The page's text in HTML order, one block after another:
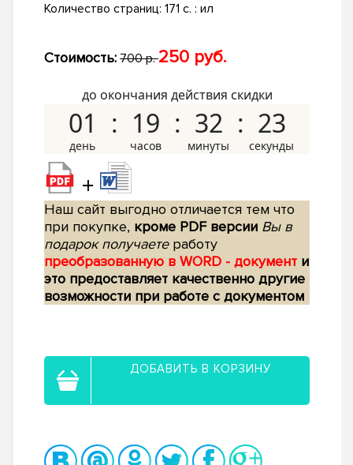
Количество страниц: 171 с. : ил
Стоимость: 700 р.250 руб.
до окончания действия скидки
01 19 32 22
+
Наш сайт выгодно отличается тем что
при покупке, кроме PDF версии Вы в
подарок получаетеработу
преобразованную в WORD - документ и
это предоставляет качественно другие
возможности при работе с документом
ДОБАВИТЬ В КОРЗИНУ